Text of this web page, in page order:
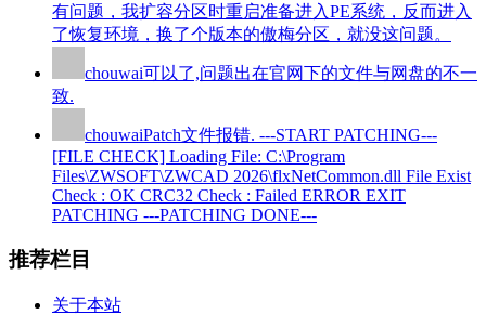
有问题，我扩容分区时重启准备进入PE系统，反而进入
了恢复环境，换了个版本的傲梅分区，就没这问题。
chouwai可以了,问题出在官网下的文件与网盘的不一
致.
chouwaiPatch文件报错. ---START PATCHING---
[FILE CHECK] Loading File: C:\Program
Files\ZWSOFT\ZWCAD 2026\flxNetCommon.dll File Exist
Check : OK CRC32 Check : Failed ERROR EXIT
PATCHING ---PATCHING DONE---
推荐栏目
关于本站